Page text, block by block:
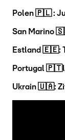
Polen 🇵🇱 :
San Marino
Estland 🇪🇪:
Portugal 🇵🇹l:
Ukrain 🇺🇦: